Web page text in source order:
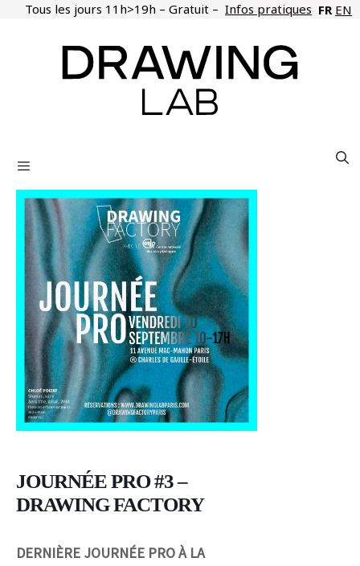
AllerTous les jours 11h>19h – Gratuit – Infos pratiques FR EN
JOURNÉE PRO #3 –
DRAWING FACTORY
DERNIÈRE JOURNÉE PRO À LA